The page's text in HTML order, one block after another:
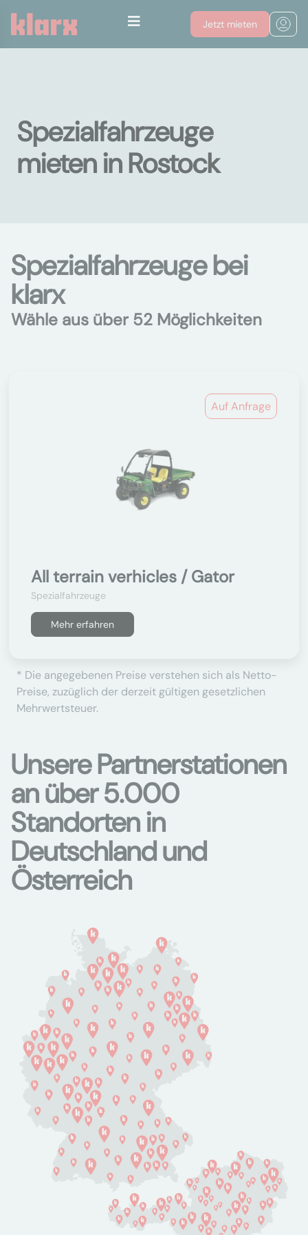
Jetzt mieten
Spezialfahrzeuge
mieten in Rostock
Spezialfahrzeuge bei
klarx
Wähle aus über 52 Möglichkeiten
Auf Anfrage
All terrain verhicles / Gator
Spezialfahrzeuge
Mehr erfahren
* Die angegebenen Preise verstehen sich als Netto-
Preise, zuzüglich der derzeit gültigen gesetzlichen
Mehrwertsteuer.
Unsere Partnerstationen
an über 5.000
Standorten in
Deutschland und
Österreich